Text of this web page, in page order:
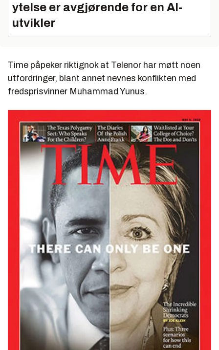
ytelse er avgjørende for en AI-
utvikler
Time påpeker riktignok at Telenor har møtt noen
utfordringer, blant annet nevnes konflikten med
fredsprisvinner Muhammad Yunus.